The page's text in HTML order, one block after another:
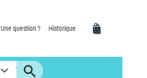
Une question ? Historique